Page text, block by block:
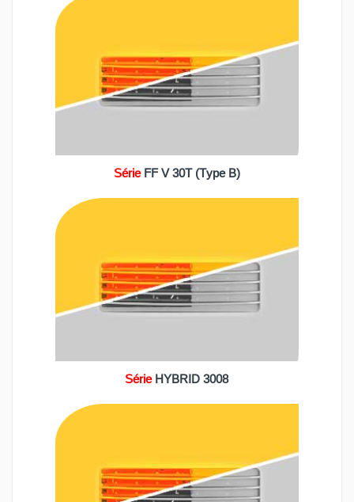
Série FF V 30T (Type B)
Série HYBRID 3008